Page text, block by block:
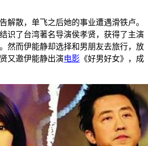
解散，单飞之后她的事业遭遇滑铁卢。
识了台湾著名导演侯孝贤，获得了主演
然而伊能静却选择和男朋友去旅行，放
又邀伊能静出演电影 《好男好女》，成